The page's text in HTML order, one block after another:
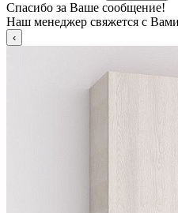
Спасибо за Ваше сообщение!
Наш менеджер свяжется с